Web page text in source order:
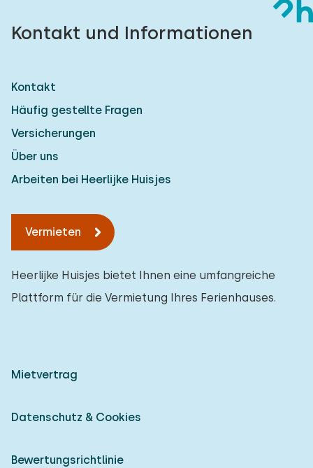
Kontakt und Informationen
Kontakt
Häufig gestellte Fragen
Versicherungen
Über uns
Arbeiten bei Heerlijke Huisjes
Vermieten
Heerlijke Huisjes bietet Ihnen eine umfangreiche
Plattform für die Vermietung Ihres Ferienhauses.
Mietvertrag
Datenschutz & Cookies
Bewertungsrichtlinie